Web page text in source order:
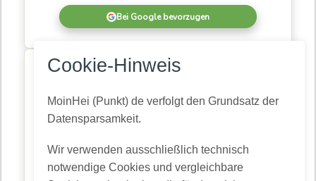
Cookie-Hinweis
MoinHei (Punkt) de verfolgt den Grundsatz der
Datensparsamkeit.
Wir verwenden ausschließlich technisch
notwendige Cookies und vergleichbare
Bei Google bevorzugen
MoinHei.de betreibe ich kostenlos, damit regionale
alle zugänglich bleiben. Damit daraus eine
lebendige Community wird, braucht es Menschen,
die mitlesen und mitmachen.
Kostenlos registrieren